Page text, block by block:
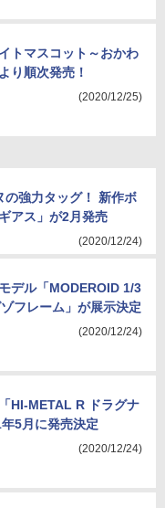
トマスコット～おかわ
り順次発売！
(2020/12/25)
の強力タッグ！ 新作ボ
アス」が2月発売
(2020/12/24)
デル「MODEROID 1/3
フレーム」が展示決定
(2020/12/24)
HI-METAL R ドラグナ
5月に発売決定
(2020/12/24)